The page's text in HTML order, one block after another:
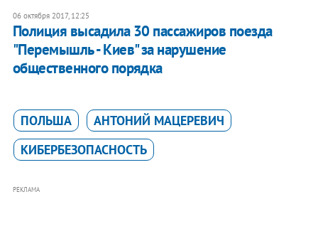
06 октября 2017, 12:25
Полиция высадила 30 пассажиров поезда
"Перемышль - Киев" за нарушение
общественного порядка
ПОЛЬША
АНТОНИЙ МАЦЕРЕВИЧ
КИБЕРБЕЗОПАСНОСТЬ
РЕКЛАМА